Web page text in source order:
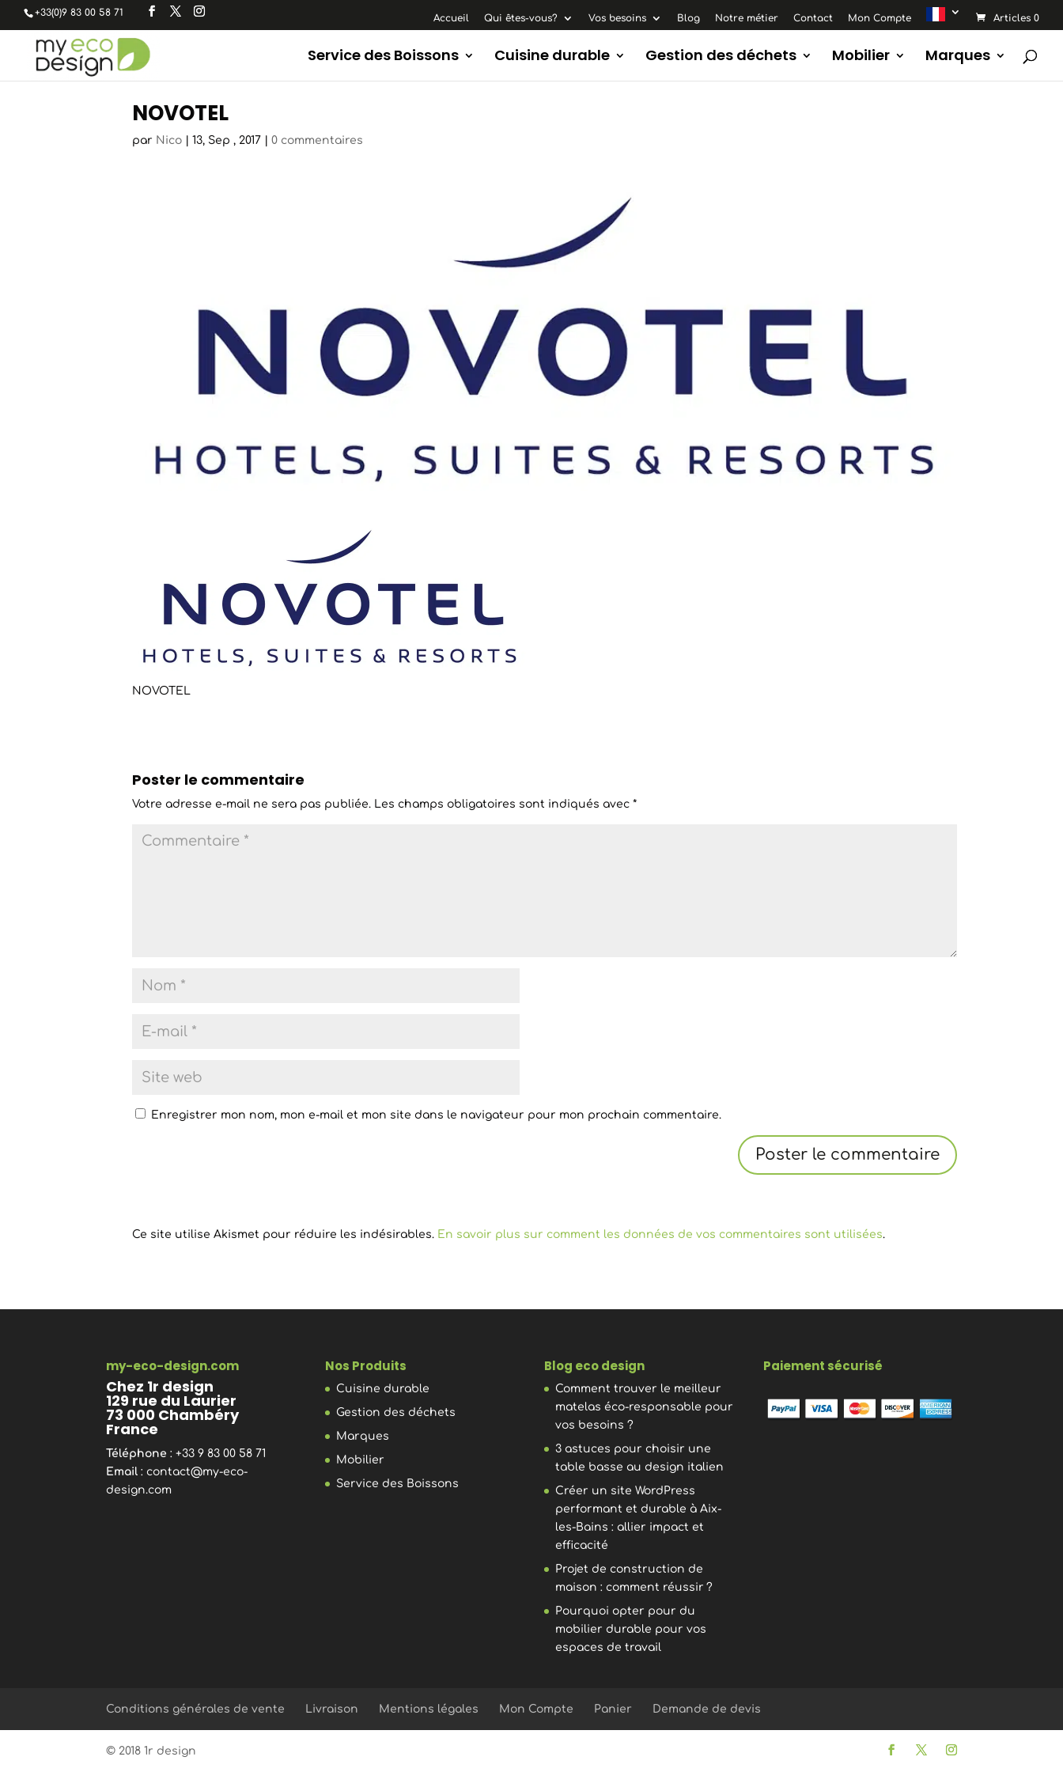
+33(0)9 83 00 58 71 Accueil Qui êtes-vous? Vos besoins Blog Notre métier Contact Mon Compte Articles 0
Service des Boissons Cuisine durable Gestion des déchets Mobilier Marques
NOVOTEL
par Nico| 13, Sep , 2017 0 commentaires
NOVOTEL
Poster le commentaire
Votre adresse e-mail ne sera pas publiée. Les champs obligatoires sont indiqués avec *
Enregistrer mon nom, mon e-mail et mon site dans le navigateur pour mon prochain commentaire.
Ce site utilise Akismet pour réduire les indésirables. En savoir plus sur comment les données de vos commentaires sont utilisées.
my-eco-design.com
Chez 1r design
129 rue du Laurier
73 000 Chambéry
France
Téléphone : +33 9 83 00 58 71
Email : contact@my-eco-
design.com
Nos Produits
Cuisine durable
Gestion des déchets
Marques
Mobilier
Service des Boissons
Blog eco design
Comment trouver le meilleur
matelas éco-responsable pour
vos besoins ?
3 astuces pour choisir une
table basse au design italien
Créer un site WordPress
performant et durable à Aix-
les-Bains : allier impact et
efficacité
Projet de construction de
maison : comment réussir ?
Pourquoi opter pour du
mobilier durable pour vos
espaces de travail
Paiement sécurisé
Conditions générales de vente Livraison Mentions légales Mon Compte Panier Demande de devis
© 2018 1r design